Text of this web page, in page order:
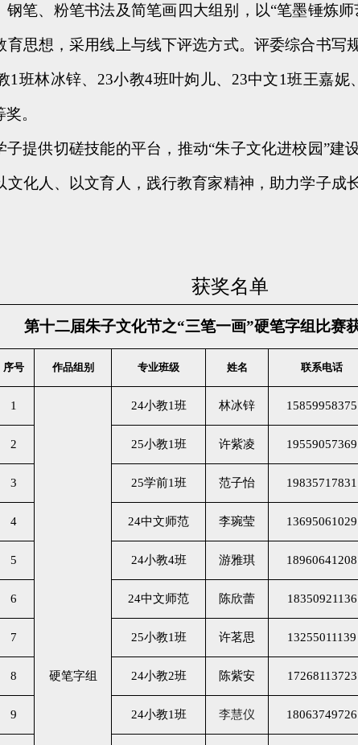
钢笔、粉笔书法及简笔画四大组别，以“笔墨锤炼
育思想，采用线上与线下评选方式。评委综合书写
1班林冰锌、23小教4班叶姁儿、23中文1班王嘉
。
子提供切磋技能的平台，推动“朱子文化进校园”建
文化人、以文育人，践行教育家精神，助力学子成
获奖名单
第十二届朱子文化节之“三笔一画”硬笔字组比赛
序号 作品组别 专业班级 姓名 联系电话
1
硬笔字组
24小教1班 林冰锌 15859958375
2 25小教1班 许紫凌 19559057369
3 25学前1班 范子怡 19835717831
4 24中文师范 李琬莹 13695061029
5 24小教4班 游雅琪 18960641208
6 24中文师范 陈欣蕾 18350921136
7 25小教1班 许茗思 13255011139
8 24小教2班 陈紫安 17268113723
9 24小教1班 李慧仪 18063749726